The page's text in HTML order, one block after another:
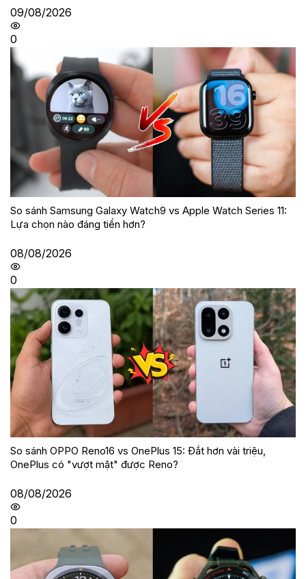
09/08/2026
0
So sánh Samsung Galaxy Watch9 vs Apple Watch Series 11:
Lựa chọn nào đáng tiền hơn?
08/08/2026
0
So sánh OPPO Reno16 vs OnePlus 15: Đắt hơn vài triệu,
OnePlus có "vượt mặt" được Reno?
08/08/2026
0